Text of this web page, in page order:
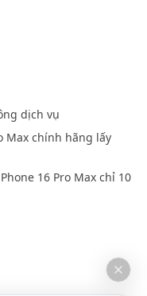
dịch vụ
Max chính hãng lấy
16 Pro Max chỉ 10